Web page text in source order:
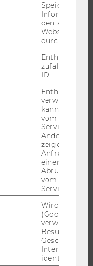
Speicherung
den aktuellen
durch
Enthält eine
ID.
Enthält ein
verwendet
kann, um
vom AMP-
Service
Andere
zeigen Opt-
Anfrage im
einen Fehler
Abrufen
vom AMP
Service an.
Wird von
(Google Tag
verwendet,
Besucher
Geschlecht
Interessen zu
identifizieren.